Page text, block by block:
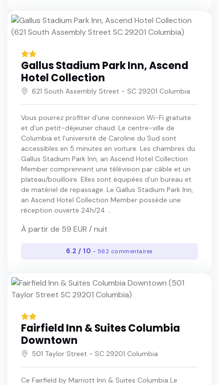
Gallus Stadium Park Inn, Ascend
Hotel Collection
621 South Assembly Street - SC 29201 Columbia
Vous pourrez profiter d'une connexion Wi-Fi gratuite
et d'un petit-déjeuner chaud. Le centre-ville de
Columbia et l'université de Caroline du Sud sont
accessibles en 5 minutes en voiture. Les chambres du
Gallus Stadium Park Inn, an Ascend Hotel Collection
Member comprennent une télévision par câble et un
plateau/bouilloire. Elles sont équipées d'un bureau et
de matériel de repassage. Le Gallus Stadium Park Inn,
an Ascend Hotel Collection Member possède une
réception ouverte 24h/24 ...
À partir de 59 EUR / nuit
6.2 / 10 - 562 commentaires
Fairfield Inn & Suites Columbia
Downtown
501 Taylor Street - SC 29201 Columbia
Ce Fairfield by Marriott Inn & Suites Columbia Le